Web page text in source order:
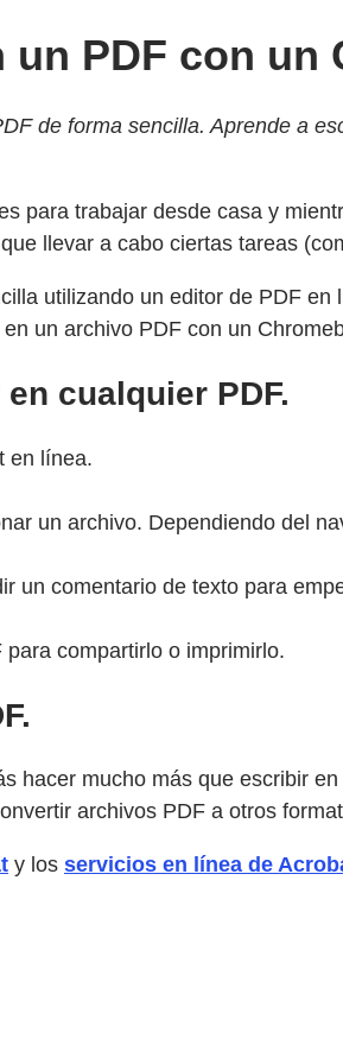
PDF con un
de forma sencilla. Aprende a
para trabajar desde casa y
llevar a cabo ciertas tareas
utilizando un editor de PDF
un archivo PDF con un
cualquier PDF.
en línea.
un archivo. Dependiendo del
un comentario de texto para
compartirlo o imprimirlo.
hacer mucho más que escribir
archivos PDF a otros
y los servicios en línea de